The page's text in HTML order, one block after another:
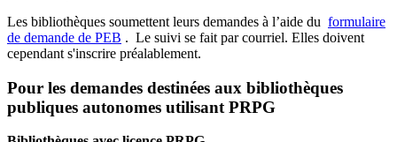
Les bibliothèques soumettent leurs demandes à l’aide du formulaire
de demande de PEB . Le suivi se fait par courriel. Elles doivent
cependant s'inscrire préalablement.
Pour les demandes destinées aux bibliothèques
publiques autonomes utilisant PRPG